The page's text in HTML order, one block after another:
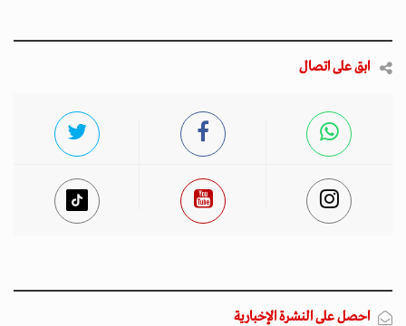
ابق على اتصال
احصل على النشرة الإخبارية